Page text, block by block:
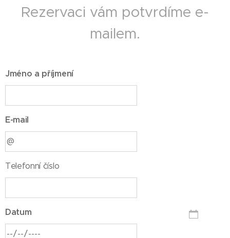
Rezervaci vám potvrdíme e-
mailem.
Jméno a příjmení
E-mail
Telefonní číslo
Datum